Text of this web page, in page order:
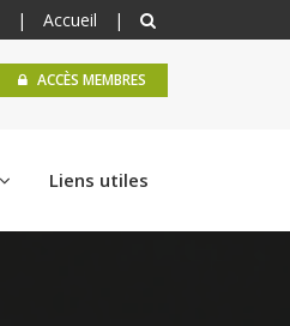
| Accueil |
ACCÈS MEMBRES
Liens utiles